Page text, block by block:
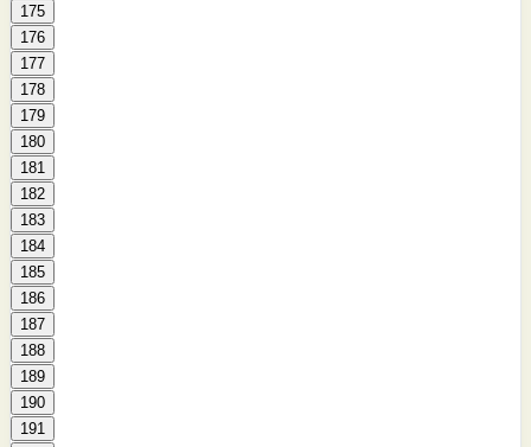
175
176
177
178
179
180
181
182
183
184
185
186
187
188
189
190
191